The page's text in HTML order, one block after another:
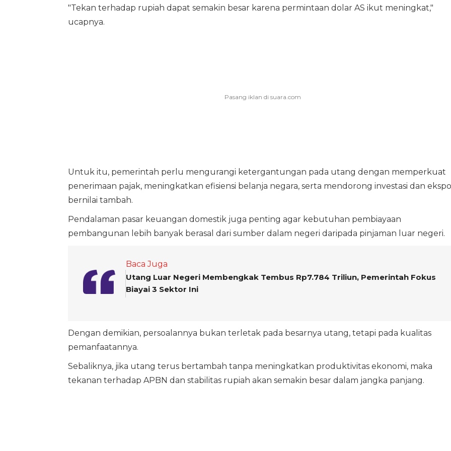
"Tekan terhadap rupiah dapat semakin besar karena permintaan dolar AS ikut meningkat,"
ucapnya.
Untuk itu, pemerintah perlu mengurangi ketergantungan pada utang dengan memperkuat
penerimaan pajak, meningkatkan efisiensi belanja negara, serta mendorong investasi dan
bernilai tambah.
Pendalaman pasar keuangan domestik juga penting agar kebutuhan pembiayaan
pembangunan lebih banyak berasal dari sumber dalam negeri daripada pinjaman luar negeri.
Baca Juga
Utang Luar Negeri Membengkak Tembus Rp7.784 Triliun, Pemerintah Fokus
Biayai 3 Sektor Ini
Dengan demikian, persoalannya bukan terletak pada besarnya utang, tetapi pada kualitas
pemanfaatannya.
Sebaliknya, jika utang terus bertambah tanpa meningkatkan produktivitas ekonomi, maka
tekanan terhadap APBN dan stabilitas rupiah akan semakin besar dalam jangka panjang.